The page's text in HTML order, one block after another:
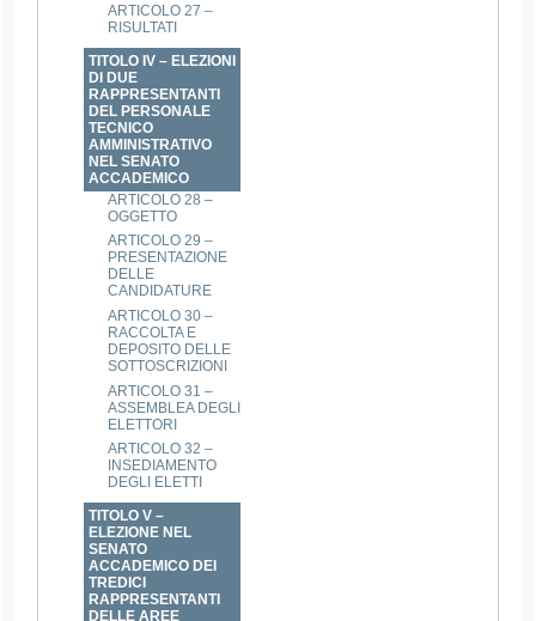
ARTICOLO 27 –
RISULTATI
TITOLO IV – ELEZIONI
DI DUE
RAPPRESENTANTI
DEL PERSONALE
TECNICO
AMMINISTRATIVO
NEL SENATO
ACCADEMICO
ARTICOLO 28 –
OGGETTO
ARTICOLO 29 –
PRESENTAZIONE
DELLE
CANDIDATURE
ARTICOLO 30 –
RACCOLTA E
DEPOSITO DELLE
SOTTOSCRIZIONI
ARTICOLO 31 –
ASSEMBLEA DEGLI
ELETTORI
ARTICOLO 32 –
INSEDIAMENTO
DEGLI ELETTI
TITOLO V –
ELEZIONE NEL
SENATO
ACCADEMICO DEI
TREDICI
RAPPRESENTANTI
DELLE AREE